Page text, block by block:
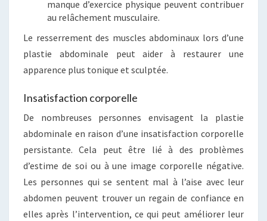
manque d’exercice physique peuvent contribuer
au relâchement musculaire.
Le resserrement des muscles abdominaux lors d’une
plastie abdominale peut aider à restaurer une
apparence plus tonique et sculptée.
Insatisfaction corporelle
De nombreuses personnes envisagent la plastie
abdominale en raison d’une insatisfaction corporelle
persistante. Cela peut être lié à des problèmes
d’estime de soi ou à une image corporelle négative.
Les personnes qui se sentent mal à l’aise avec leur
abdomen peuvent trouver un regain de confiance en
elles après l’intervention, ce qui peut améliorer leur